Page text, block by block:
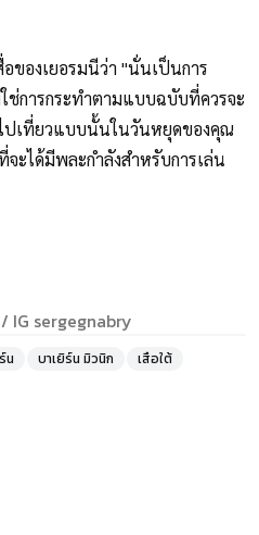
ของเยอรมนีว่า "นั่นเป็นการ
การกระทำตามแบบฉบับที่ควรจะ
ปเที่ยวแบบนั้นในวันหยุดของคุณ
ะได้มีพละกำลังสำหรับการเล่น
/ IG sergegnabry
น บาเยิร์น มิวนิก เสือใต้